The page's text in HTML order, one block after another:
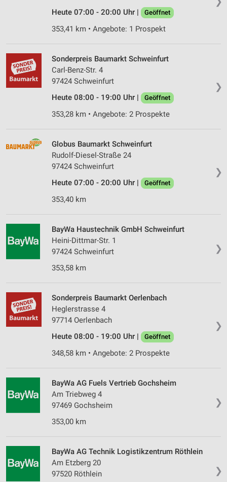
Heute 07:00 - 20:00 Uhr |
Geöffnet
353,41 km • Angebote: 1 Prospekt
❯
Sonderpreis Baumarkt Schweinfurt
Carl-Benz-Str. 4
97424 Schweinfurt
Heute 08:00 - 19:00 Uhr |
Geöffnet
353,28 km • Angebote: 2 Prospekte
❯
Globus Baumarkt Schweinfurt
Rudolf-Diesel-Straße 24
97424 Schweinfurt
Heute 07:00 - 20:00 Uhr |
Geöffnet
353,40 km
❯
BayWa Haustechnik GmbH Schweinfurt
Heini-Dittmar-Str. 1
97424 Schweinfurt
353,58 km
❯
Sonderpreis Baumarkt Oerlenbach
Heglerstrasse 4
97714 Oerlenbach
Heute 08:00 - 19:00 Uhr |
Geöffnet
348,58 km • Angebote: 2 Prospekte
❯
BayWa AG Fuels Vertrieb Gochsheim
Am Triebweg 4
97469 Gochsheim
353,00 km
❯
BayWa AG Technik Logistikzentrum Röthlein
Am Etzberg 20
97520 Röthlein